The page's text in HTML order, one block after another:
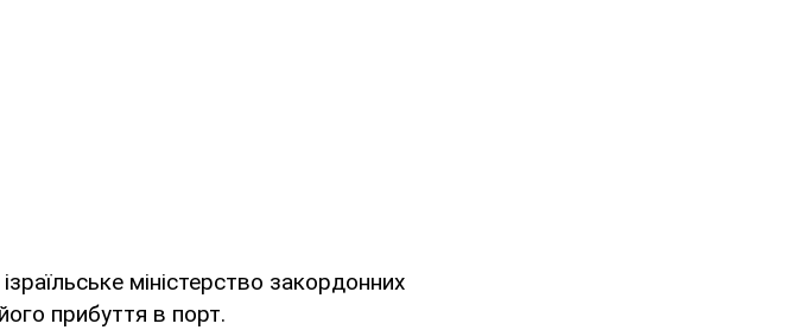
міністерство закордонних
прибуття в порт.